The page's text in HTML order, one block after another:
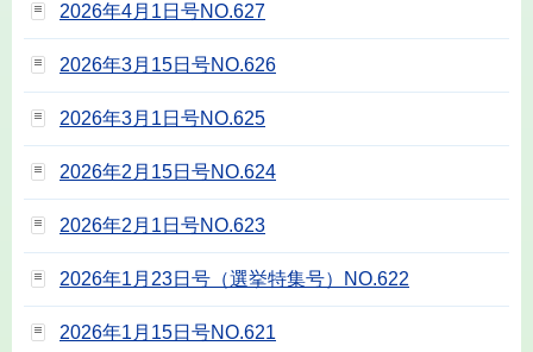
2026年4月1日号NO.627
2026年3月15日号NO.626
2026年3月1日号NO.625
2026年2月15日号NO.624
2026年2月1日号NO.623
2026年1月23日号（選挙特集号）NO.622
2026年1月15日号NO.621